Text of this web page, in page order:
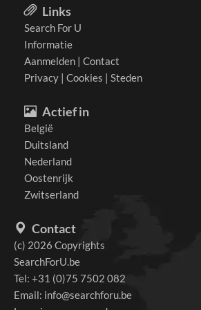
Links
Search For U
Informatie
Aanmelden | Contact
Privacy | Cookies | Steden
Actief in
België
Duitsland
Nederland
Oostenrijk
Zwitserland
Contact
(c) 2026 Copyrights
SearchForU.be
Tel: +31 (0)75 7502 082
Email: info@searchforu.be